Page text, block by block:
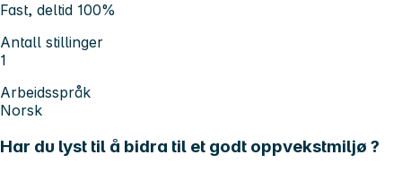
Fast, deltid 100%
Antall stillinger
1
Arbeidsspråk
Norsk
Har du lyst til å bidra til et godt oppvekstmiljø ?